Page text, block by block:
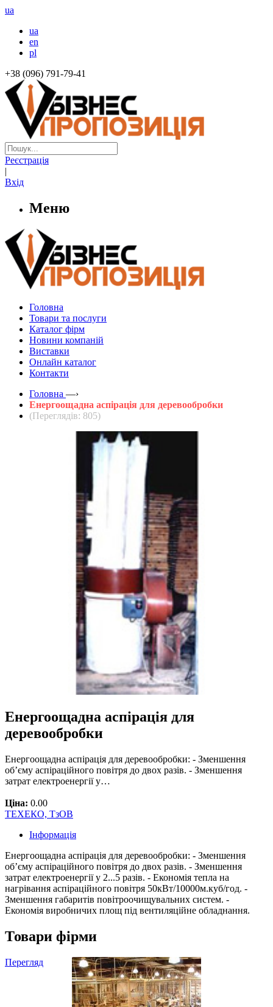
ua
ua
en
pl
+38 (096) 791-79-41
Реєстрація
|
Вхід
Меню
Головна
Товари та послуги
Каталог фірм
Новини компаній
Виставки
Онлайн каталог
Контакти
Головна —›
Енергоощадна аспірація для деревообробки
(Переглядів: 805)
Енергоощадна аспірація для
деревообробки
Енергоощадна аспірація для деревообробки: - Зменшення
об’єму аспіраційного повітря до двох разів. - Зменшення
затрат електроенергії у…
Ціна: 0.00
ТЕХЕКО, ТзОВ
Інформація
Енергоощадна аспірація для деревообробки: - Зменшення
об’єму аспіраційного повітря до двох разів. - Зменшення
затрат електроенергії у 2...5 разів. - Економія тепла на
нагрівання аспіраційного повітря 50кВт/10000м.куб/год. -
Зменшення габаритів повітроочищувальних систем. -
Економія виробничих площ під вентиляційне обладнання.
Товари фірми
Перегляд